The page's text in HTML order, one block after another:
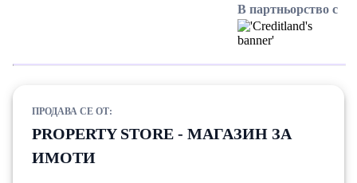
В партньорство с
ПРОДАВА СЕ ОТ:
PROPERTY STORE - МАГАЗИН ЗА
ИМОТИ